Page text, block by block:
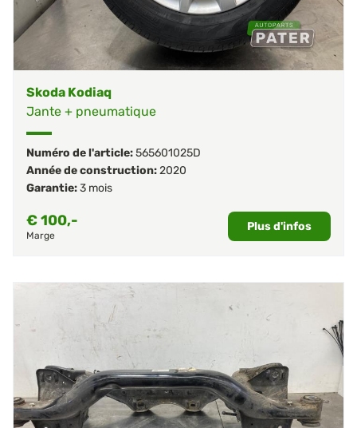
Skoda Kodiaq
Jante + pneumatique
Numéro de l'article:565601025D
Année de construction:2020
Garantie:3 mois
€100,-
Marge
Plus d'infos